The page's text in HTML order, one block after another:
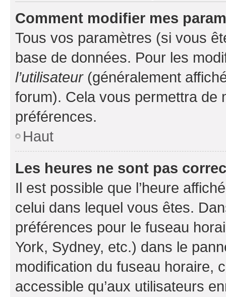
Comment modifier mes
Tous vos paramètres (si vous
base de données. Pour les
l’utilisateur(généralement
forum). Cela vous permettra de
préférences.
Haut
Les heures ne sont pas
Il est possible que l’heure
celui dans lequel vous êtes.
préférences pour le fuseau
York, Sydney, etc.) dans le
modification du fuseau horaire,
accessible qu’aux utilisateurs